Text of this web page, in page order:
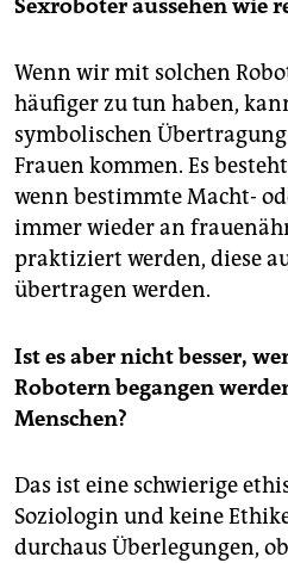
Sexroboter aussehen wie
Wenn wir mit solchen
häufiger zu tun haben,
symbolischen
Frauen kommen. Es
wenn bestimmte Macht-
immer wieder an
praktiziert werden, diese
übertragen werden.
Ist es aber nicht besser,
Robotern begangen
Menschen?
Das ist eine schwierige
Soziologin und keine
durchaus Überlegungen,